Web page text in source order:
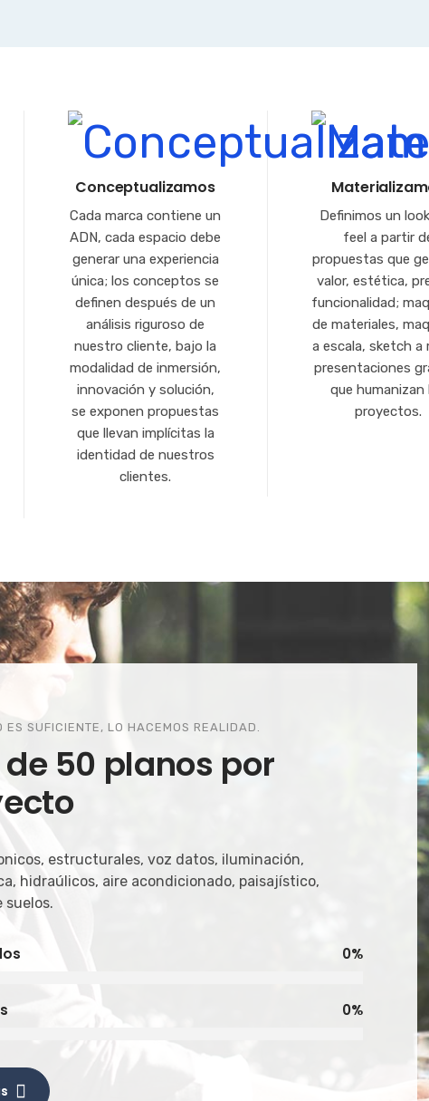
Conceptualizamos
Cada marca contiene un
ADN, cada espacio debe
generar una experiencia
única; los conceptos se
definen después de un
análisis riguroso de
nuestro cliente, bajo la
modalidad de inmersión,
innovación y solución,
se exponen propuestas
que llevan implícitas la
identidad de nuestros
clientes.
Definimos un
feel a partir
propuestas que
valor, estética,
funcionalidad;
de materiales,
a escala, sketch a
presentaciones
que humanizan
proyectos.
ES SUFICIENTE, LO HACEMOS REALIDAD.
50 planos por
estructurales, voz datos, iluminación,
hidraúlicos, aire acondicionado, paisajístico,
suelos.
0%
0%